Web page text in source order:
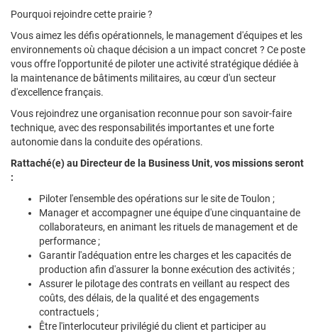
Pourquoi rejoindre cette prairie ?
Vous aimez les défis opérationnels, le management d'équipes et les
environnements où chaque décision a un impact concret ? Ce poste
vous offre l'opportunité de piloter une activité stratégique dédiée à
la maintenance de bâtiments militaires, au cœur d'un secteur
d'excellence français.
Vous rejoindrez une organisation reconnue pour son savoir-faire
technique, avec des responsabilités importantes et une forte
autonomie dans la conduite des opérations.
Rattaché(e) au Directeur de la Business Unit, vos missions seront
:
Piloter l'ensemble des opérations sur le site de Toulon ;
Manager et accompagner une équipe d'une cinquantaine de
collaborateurs, en animant les rituels de management et de
performance ;
Garantir l'adéquation entre les charges et les capacités de
production afin d'assurer la bonne exécution des activités ;
Assurer le pilotage des contrats en veillant au respect des
coûts, des délais, de la qualité et des engagements
contractuels ;
Être l'interlocuteur privilégié du client et participer au